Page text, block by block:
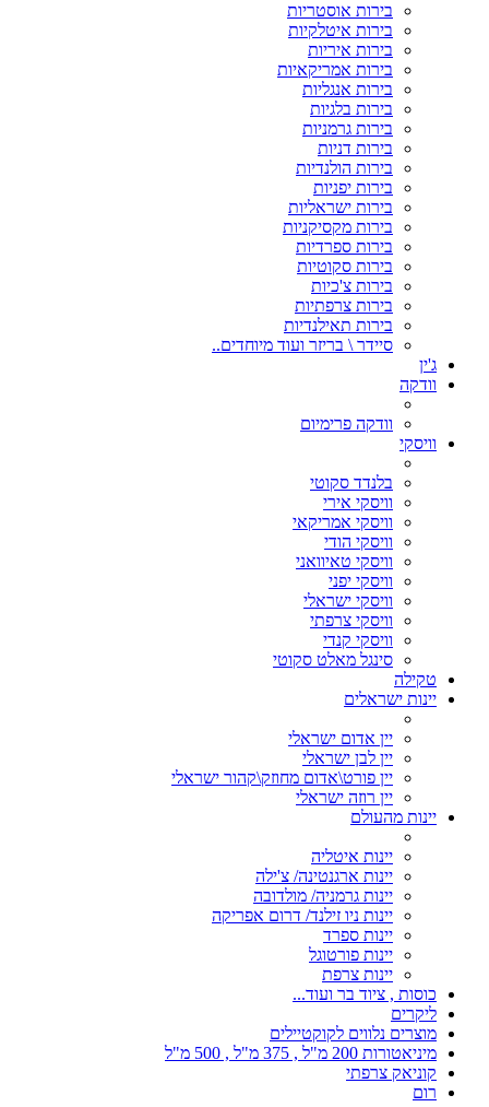
בירות אוסטריות
בירות איטלקיות
בירות איריות
בירות אמריקאיות
בירות אנגליות
בירות בלגיות
בירות גרמניות
בירות דניות
בירות הולנדיות
בירות יפניות
בירות ישראליות
בירות מקסיקניות
בירות ספרדיות
בירות סקוטיות
בירות צ'כיות
בירות צרפתיות
בירות תאילנדיות
סיידר \ בריזר ועוד מיוחדים..
ג'ין
וודקה
וודקה פרימיום
וויסקי
בלנדד סקוטי
וויסקי אירי
וויסקי אמריקאי
וויסקי הודי
וויסקי טאיוואני
וויסקי יפני
וויסקי ישראלי
וויסקי צרפתי
וויסקי קנדי
סינגל מאלט סקוטי
טקילה
יינות ישראלים
יין אדום ישראלי
יין לבן ישראלי
יין פורט\אדום מחוזק\קהור ישראלי
יין רוזה ישראלי
יינות מהעולם
יינות איטליה
יינות ארגנטינה/ צ'ילה
יינות גרמניה/ מולדובה
יינות ניו זילנד/ דרום אפריקה
יינות ספרד
יינות פורטוגל
יינות צרפת
כוסות , ציוד בר ועוד...
ליקרים
מוצרים נלווים לקוקטיילים
מיניאטורות 200 מ"ל , 375 מ"ל , 500 מ"ל
קוניאק צרפתי
רום